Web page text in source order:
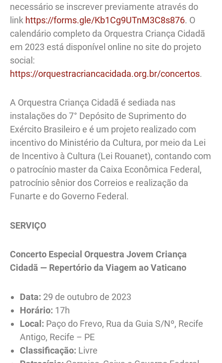
necessário se inscrever previamente através do
link https://forms.gle/Kb1Cg9UTnM3C8s876. O
calendário completo da Orquestra Criança Cidadã
em 2023 está disponível online no site do projeto
social:
https://orquestracriancacidada.org.br/concertos.
A Orquestra Criança Cidadã é sediada nas
instalações do 7° Depósito de Suprimento do
Exército Brasileiro e é um projeto realizado com
incentivo do Ministério da Cultura, por meio da Lei
de Incentivo à Cultura (Lei Rouanet), contando com
o patrocínio master da Caixa Econômica Federal,
patrocínio sênior dos Correios e realização da
Funarte e do Governo Federal.
SERVIÇO
Concerto Especial Orquestra Jovem Criança
Cidadã — Repertório da Viagem ao Vaticano
Data: 29 de outubro de 2023
Horário: 17h
Local: Paço do Frevo, Rua da Guia S/Nº, Recife
Antigo, Recife – PE
Classificação: Livre